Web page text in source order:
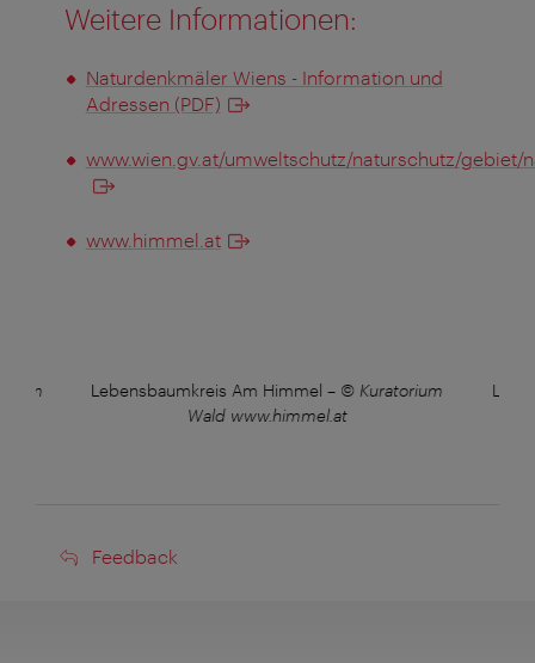
Weitere Informationen:
Naturdenkmäler Wiens - Information und
Adressen (PDF)
www.wien.gv.at/umweltschutz/naturschutz/gebiet/
www.himmel.at
Lebensbaumkreis Am Himmel – © Kuratorium
Wald www.himmel.at
Feedback
Feedback